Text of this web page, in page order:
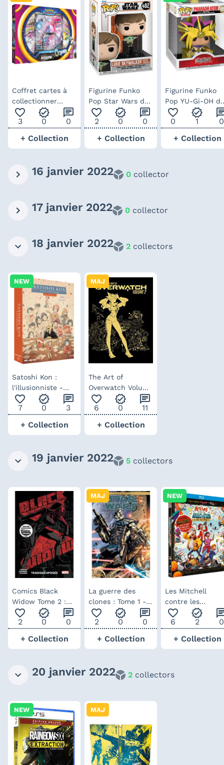
Coffret cartes à
collectionner
Pokémon Hoopa V
favorite_outline
3
verified
0
chat
0
+ Collection
Figurine Funko
Pop Star Wars du
Mandalorian -
Luke Skywalker
favorite_outline
2
verified
0
chat
0
+ Collection
Figurine Funko
Pop YU-Gi-OH de
Atem Pharaoh
Yugi
favorite_outline
0
verified
1
0
+ Collection
16 janvier 2022 0 collector
17 janvier 2022 0 collector
18 janvier 2022 2 collectors
NEW
Satoshi Kon :
l'illusionniste -
Édition Prestige
Limitée
favorite_outline
7
verified
0
chat
3
+ Collection
MAJ
The Art of
Overwatch Volume
2 – artbook
édition limitée
favorite_outline
6
verified
0
chat
11
+ Collection
19 janvier 2022 5 collectors
Comics Black
Widow Tome 2 :
Tragique apogée
favorite_outline
2
verified
0
chat
0
+ Collection
MAJ
La guerre des
clones : Tome 1 -
édition collector
favorite_outline
2
verified
0
chat
0
+ Collection
NEW
Les Mitchell
contre les
Machines -
édition spéciale
favorite_outline
6
verified
2
0
+ Collection
20 janvier 2022 2 collectors
NEW MAJ